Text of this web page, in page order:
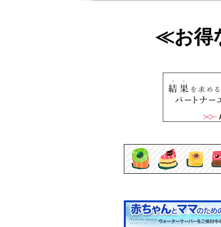
≪お得